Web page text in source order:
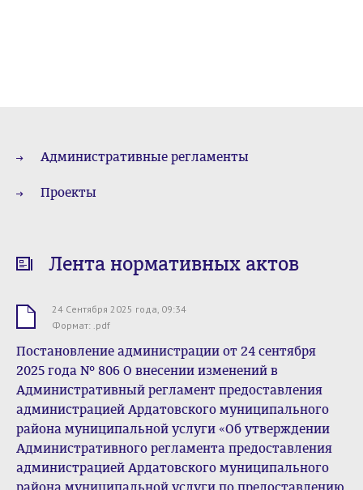
Административные регламенты
Проекты
Лента нормативных актов
24 Сентября 2025 года, 09:34
Формат: .pdf
Постановление администрации от 24 сентября
2025 года № 806 О внесении изменений в
Административный регламент предоставления
администрацией Ардатовского муниципального
района муниципальной услуги «Об утверждении
Административного регламента предоставления
администрацией Ардатовского муниципального